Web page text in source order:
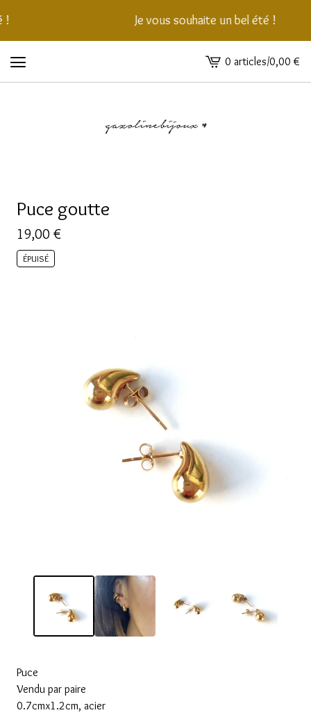
Je vous souhaite un bel été !
Voir
le
0 articles/0,00€
Puce goutte
19,00 €
ÉPUISÉ
Puce
Vendu par paire
0.7cmx1.2cm, acier